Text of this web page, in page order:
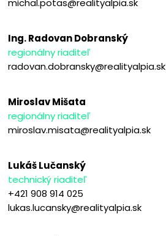
michal.potas@realityalpia.sk
Ing. Radovan Dobranský
regionálny riaditeľ
radovan.dobransky@realityalpia.sk
Miroslav Mišata
regionálny riaditeľ
miroslav.misata@realityalpia.sk
Lukáš Lučanský
technický riaditeľ
+421 908 914 025
lukas.lucansky@realityalpia.sk